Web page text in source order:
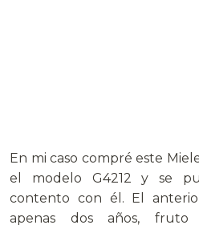
En mi caso compré este
el modelo G4212 y se
contento con él. El
apenas dos años, fruto